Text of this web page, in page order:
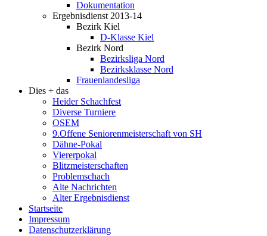
Dokumentation
Ergebnisdienst 2013-14
Bezirk Kiel
D-Klasse Kiel
Bezirk Nord
Bezirksliga Nord
Bezirksklasse Nord
Frauenlandesliga
Dies + das
Heider Schachfest
Diverse Turniere
OSEM
9.Offene Seniorenmeisterschaft von SH
Dähne-Pokal
Viererpokal
Blitzmeisterschaften
Problemschach
Alte Nachrichten
Alter Ergebnisdienst
Startseite
Impressum
Datenschutzerklärung